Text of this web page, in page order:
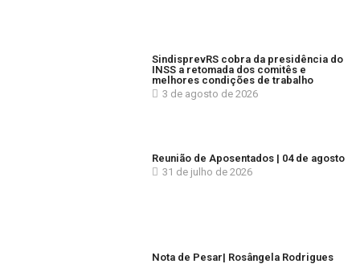
SindisprevRS cobra da presidência do
INSS a retomada dos comitês e
melhores condições de trabalho
3 de agosto de 2026
Reunião de Aposentados | 04 de agosto
31 de julho de 2026
Nota de Pesar| Rosângela Rodrigues